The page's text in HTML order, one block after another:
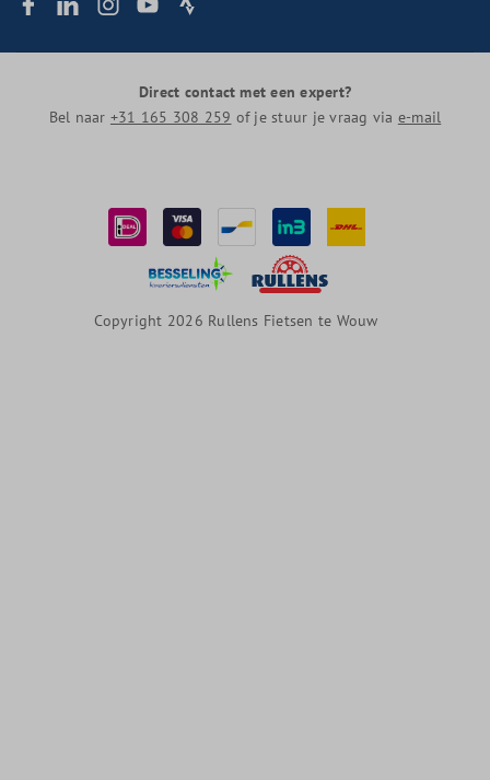
Direct contact met een expert?
Bel naar +31 165 308 259 of je stuur je vraag via e-mail
Copyright 2026 Rullens Fietsen te Wouw